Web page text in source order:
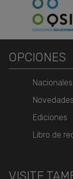
OPCIONES
Nacionales
Novedades
Ediciones
Libro de
VISITE